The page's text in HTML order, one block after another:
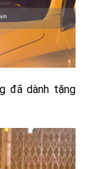
đã dành tặng